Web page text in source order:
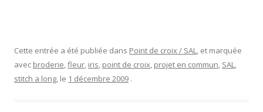
Cette entrée a été publiée dans Point de croix / SAL, et marquée
avec broderie,fleur, iris, point de croix, projet en commun, SAL,
stitch a long, le 1 décembre 2009 .